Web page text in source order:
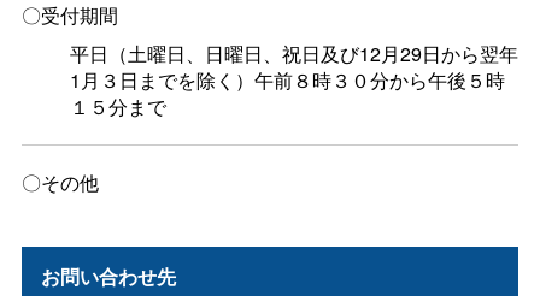
〇受付期間
平日（土曜日、日曜日、祝日及び12月29日から翌年
1月３日までを除く）午前８時３０分から午後５時
１５分まで
〇その他
お問い合わせ先